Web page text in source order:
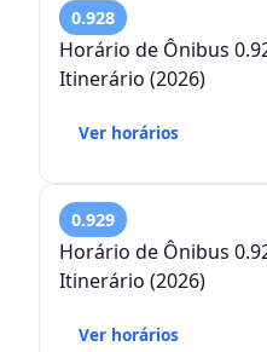
0.928
Horário de Ônibus
Itinerário (2026)
Ver horários
0.929
Horário de Ônibus
Itinerário (2026)
Ver horários